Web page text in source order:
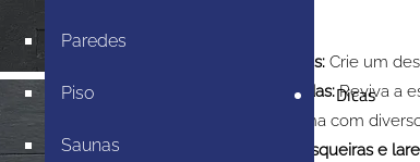
Paredes
Piso
Saunas
Dicas
Paredes: Crie um
Fachadas:Reviva a
combina com
Churrasqueiras e